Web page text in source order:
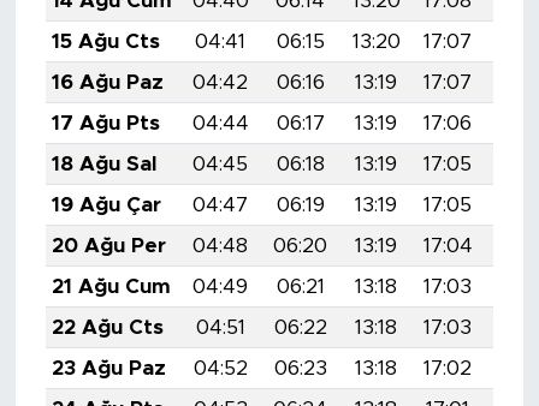
15 Ağu Cts
04:41 06:15 13:20 17:07
16 Ağu Paz
04:42 06:16 13:19 17:07
17 Ağu Pts
04:44 06:17 13:19 17:06
18 Ağu Sal
04:45 06:18 13:19 17:05
19 Ağu Çar
04:47 06:19 13:19 17:05
20 Ağu Per
04:48 06:20 13:19 17:04
21 Ağu Cum
04:49 06:21 13:18 17:03
22 Ağu Cts
04:51 06:22 13:18 17:03
23 Ağu Paz
04:52 06:23 13:18 17:02